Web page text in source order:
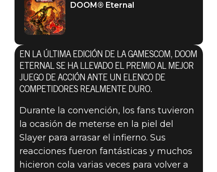
DOOM® Eternal
06 de septiembre de 2019
DOOM® Eternal
EN LA ÚLTIMA EDICIÓN DE LA GAMESCOM, DOOM
ETERNAL SE HA LLEVADO EL PREMIO AL MEJOR
JUEGO DE ACCIÓN ANTE UN ELENCO DE
COMPETIDORES REALMENTE DURO.
Durante la convención, los fans tuvieron
la ocasión de meterse en la piel del
Slayer para arrasar el infierno. Sus
reacciones fueron fantásticas y muchos
hicieron cola varias veces para volver a